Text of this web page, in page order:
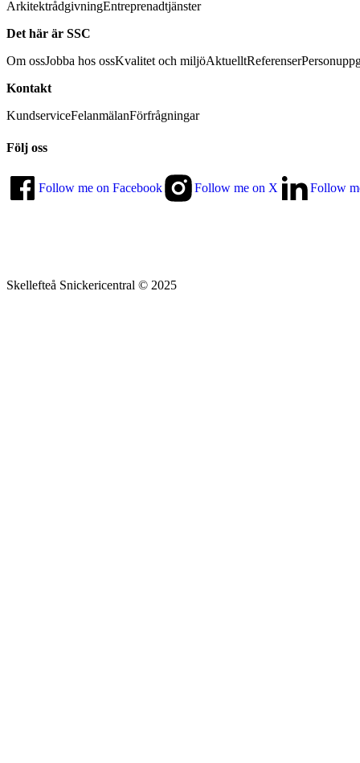
ArkitektrådgivningEntreprenadtjänster
Det här är SSC
Om ossJobba hos ossKvalitet och miljöAktuelltReferenser
Kontakt
KundserviceFelanmälanFörfrågningar
Följ oss
Follow me on Facebook Follow me on X Follow
Skellefteå Snickericentral © 2025